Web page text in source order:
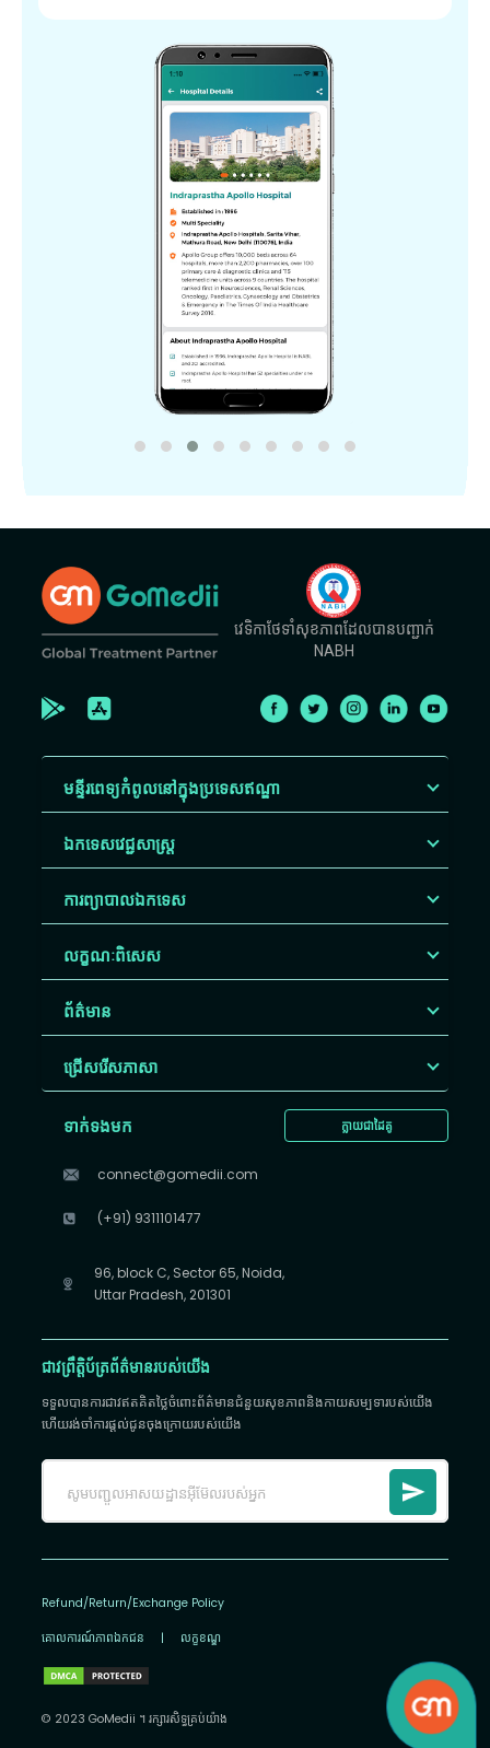
វេទិកាថែទាំសុខភាពដែលបានបញ្ជាក់
NABH
មន្ទីរពេទ្យកំពូលនៅក្នុងប្រទេសឥណ្ឌា
ឯកទេសវេជ្ជសាស្ត្រ
ការព្យាបាលឯកទេស
លក្ខណៈពិសេស
ព័ត៌មាន
ជ្រើសរើស​ភាសា
ក្លាយជាដៃគូ
ទាក់ទងមក
connect@gomedii.com
(+91) 9311101477
96, block C, Sector 65, Noida,
Uttar Pradesh, 201301
ជាវព្រឹត្តិប័ត្រព័ត៌មានរបស់យើង
ទទួលបានការជាវឥតគិតថ្លៃចំពោះព័ត៌មានជំនួយសុខភាពនិងកាយសម្បទារបស់យើង
ហើយរង់ចាំការផ្តល់ជូនចុងក្រោយរបស់យើង
Refund/Return/Exchange Policy
គោលការណ៍​ភាព​ឯកជន | លក្ខខណ្ឌ
© 2023 GoMedii ។ រក្សា​រ​សិទ្ធ​គ្រប់យ៉ាង